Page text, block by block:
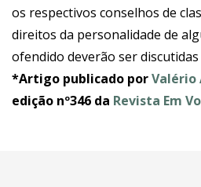
os respectivos conselhos de
direitos da personalidade de
ofendido deverão ser discutidas
*Artigo publicado porValério
edição nº346 da Revista Em